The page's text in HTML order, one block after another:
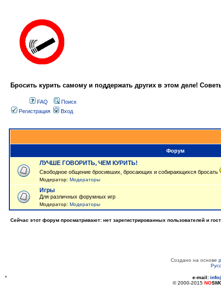
Бросить курить самому и поддержать других в этом деле!
FAQ
Поиск
Регистрация
Вход
Форум
ЛУЧШЕ ГОВОРИТЬ, ЧЕМ КУРИТЬ!
Свободное общение бросивших, бросающих и собирающихся бросать
Модератор: Модераторы
Игры
Для различных форумных игр
Модератор: Модераторы
Сейчас этот форум просматривают: нет зарегистрированных пользователей и
Создано на основе
* e-mail:
© 2000-2015 NO